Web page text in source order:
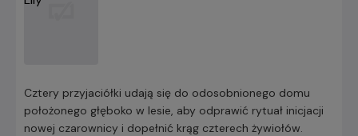
Cztery przyjaciółki udają się do odosobnionego domu
położonego głęboko w lesie, aby odprawić rytuał inicjacji
nowej czarownicy i dopełnić krąg czterech żywiołów.